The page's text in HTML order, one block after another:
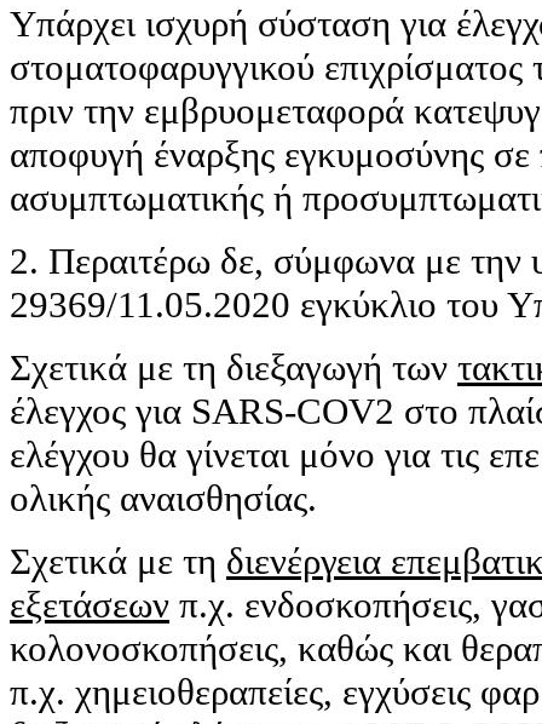
Υπάρχει ισχυρή σύσταση για
στοματοφαρυγγικού
πριν την εμβρυομεταφορά
αποφυγή έναρξης εγκυμοσύνης σε
ασυμπτωματικής ή
2. Περαιτέρω δε, σύμφωνα με την
29369/11.05.2020 εγκύκλιο του
Σχετικά με τη διεξαγωγή των
έλεγχος για SARS-COV2 στο
ελέγχου θα γίνεται μόνο για τις
ολικής αναισθησίας.
Σχετικά με τη διενέργεια
εξετάσεων π.χ. ενδοσκοπήσεις,
κολονοσκοπήσεις, καθώς και
π.χ. χημειοθεραπείες, εγχύσεις